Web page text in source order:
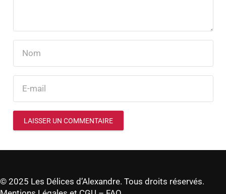
LAISSER UN COMMENTAIRE
© 2025 Les Délices d’Alexandre. Tous droits réservés.